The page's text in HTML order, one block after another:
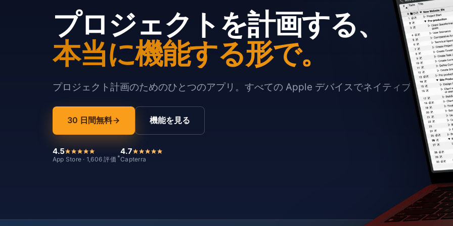
プロジェクトを計画する、
本当に機能する形で。
プロジェクト計画のためのひとつのアプリ。すべての Apple デバイスでネイティブに動作し
30 日間無料 機能を見る
4.5
App Store · 1,606 評価 *
4.7
Capterra